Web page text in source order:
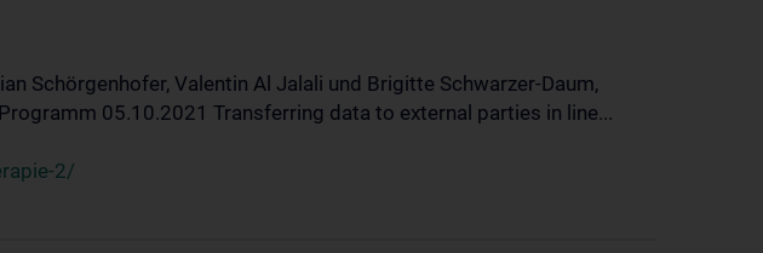
Schörgenhofer, Valentin Al Jalali und Brigitte Schwarzer-Daum,
05.10.2021 Transferring data to external parties in line...
2/